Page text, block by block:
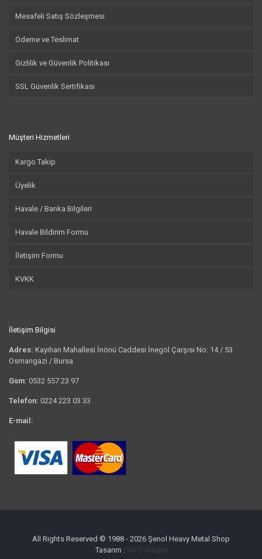
Mesafeli Satış Sözleşmesi
Ödeme ve Teslimat
Gizlilik ve Güvenlik Politikası
SSL Güvenlik Sertifikası
Müşteri Hizmetleri
Kargo Takip
Üyelik
Havale / Banka Bilgileri
Havale Bildirim Formu
İletişim Formu
KVKK
İletişim Bilgisi
Adres: Kayıhan Mahallesi İnönü Caddesi İnegöl Çarşısı No: 14 / 53
Osmangazi / Bursa
Gsm: 0532 557 23 97
Telefon: 0224 223 03 33
E-mail:
All Rights Reserved © 1988 - 2026 Şenol Heavy Metal Shop
Tasarım : INFO Bilişim